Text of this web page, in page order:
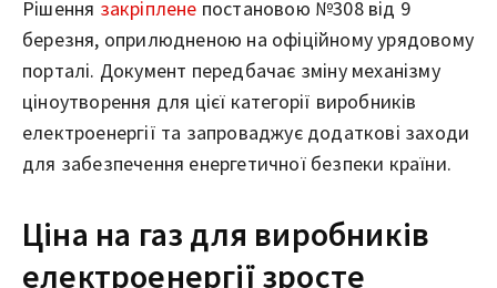
Рішення закріплене постановою №308 від 9
березня, оприлюдненою на офіційному урядовому
порталі. Документ передбачає зміну механізму
ціноутворення для цієї категорії виробників
електроенергії та запроваджує додаткові заходи
для забезпечення енергетичної безпеки країни.
Ціна на газ для виробників
електроенергії зросте